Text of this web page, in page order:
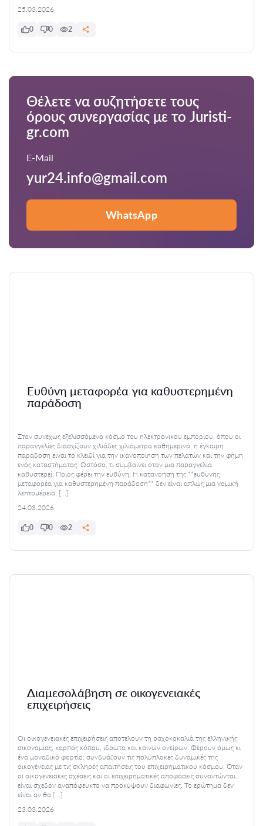
25.03.2026
0 0 2
E-Mail
yur24.info@gmail.com
Θέλετε να συζητήσετε τους
όρους συνεργασίας με το Juristi-
gr.com
WhatsApp
Ευθύνη μεταφορέα για καθυστερημένη
παράδοση
Στον συνεχώς εξελισσόμενο κόσμο του ηλεκτρονικού εμπορίου, όπου οι
παραγγελίες διασχίζουν χιλιάδες χιλιόμετρα καθημερινά, η έγκαιρη
παράδοση είναι το κλειδί για την ικανοποίηση των πελατών και την φήμη
ενός καταστήματος. Ωστόσο, τι συμβαίνει όταν μια παραγγελία
καθυστερεί; Ποιος φέρει την ευθύνη; Η κατανόηση της **ευθύνης
μεταφορέα για καθυστερημένη παράδοση** δεν είναι απλώς μια νομική
λεπτομέρεια, […]
24.03.2026
0 0 2
Διαμεσολάβηση σε οικογενειακές
επιχειρήσεις
Οι οικογενειακές επιχειρήσεις αποτελούν τη ραχοκοκαλιά της ελληνικής
οικονομίας, καρπός κόπου, ιδρώτα και κοινών ονείρων. Φέρουν όμως κι
ένα μοναδικό φορτίο: συνδυάζουν τις πολύπλοκες δυναμικές της
οικογένειας με τις σκληρές απαιτήσεις του επιχειρηματικού κόσμου. Όταν
οι οικογενειακές σχέσεις και οι επιχειρηματικές αποφάσεις συναντώνται,
είναι σχεδόν αναπόφευκτο να προκύψουν διαφωνίες. Το ερώτημα δεν
είναι αν θα […]
23.03.2026